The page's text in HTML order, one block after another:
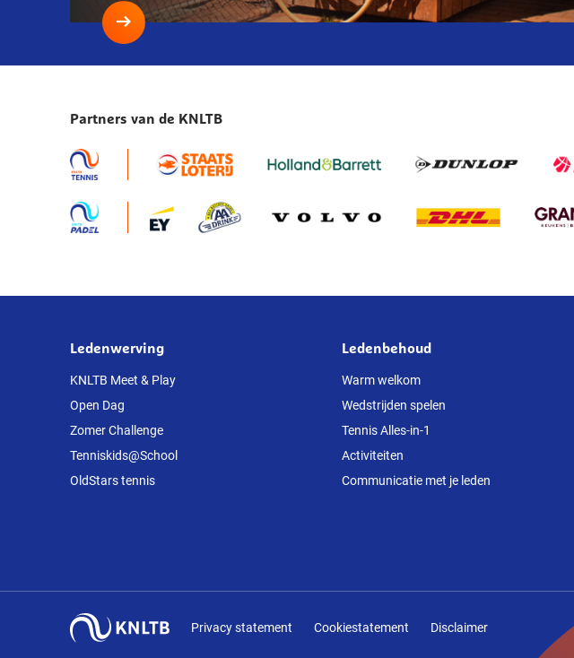
Lees
een
onttrekkingsverbod
Partners van de KNLTB
Over
deze
website
Ledenwerving
KNLTB Meet & Play
Open Dag
Zomer Challenge
Tenniskids@School
OldStars tennis
Ledenbehoud
Warm welkom
Wedstrijden spelen
Tennis Alles-in-1
Activiteiten
Communicatie met je leden
Privacy statement Cookiestatement Disclaimer